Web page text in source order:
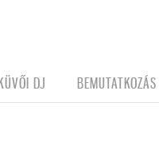
DJ BEMUTATKOZÁS